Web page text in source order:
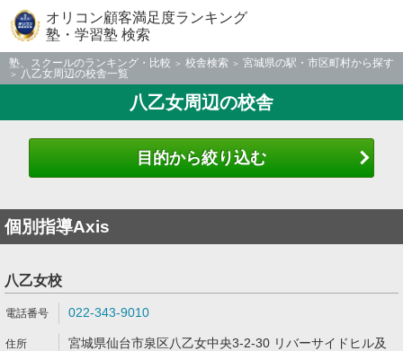
オリコン顧客満足度ランキング
塾・学習塾 検索
塾、スクールのランキング・比較 校舎検索
宮城県の駅・市区町村から探す
八乙女周辺の校舎一覧
八乙女周辺の校舎
目的から絞り込む
個別指導Axis
八乙女校
022-343-9010
宮城県仙台市泉区八乙女中央3-2-30 リバーサイドヒル及